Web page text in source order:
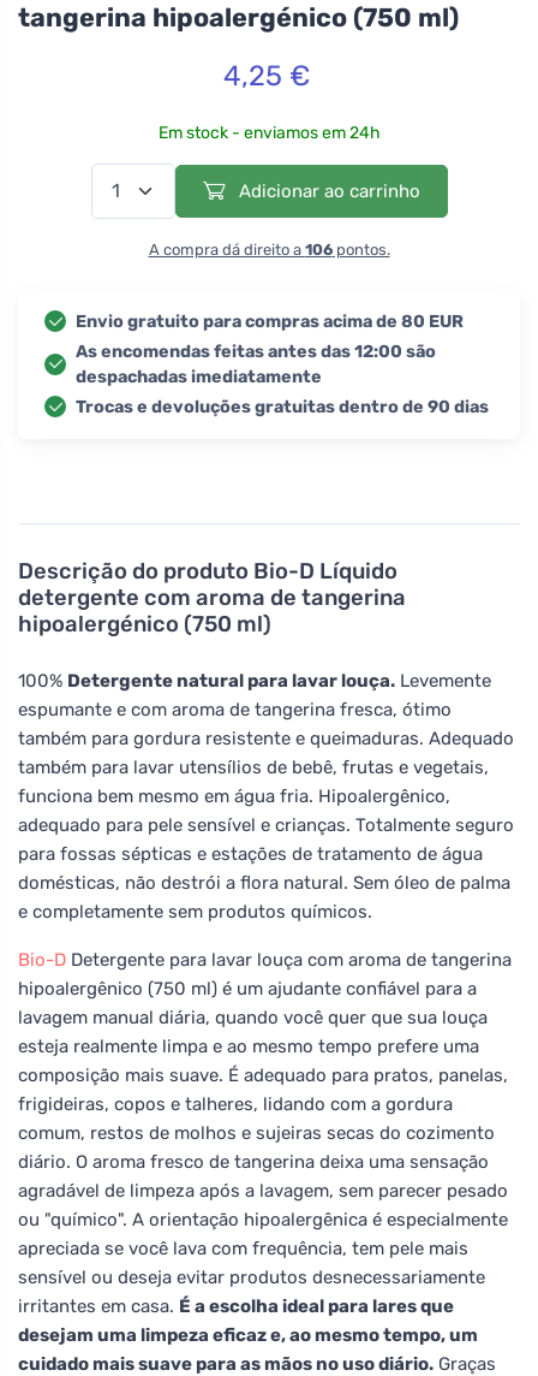
Descrição do produto Bio-D Líquido
detergente com aroma de tangerina
hipoalergénico (750 ml)
100% Detergente natural para lavar louça. Levemente
espumante e com aroma de tangerina fresca, ótimo
também para gordura resistente e queimaduras. Adequado
também para lavar utensílios de bebê, frutas e vegetais,
funciona bem mesmo em água fria. Hipoalergênico,
adequado para pele sensível e crianças. Totalmente seguro
para fossas sépticas e estações de tratamento de água
domésticas, não destrói a flora natural. Sem óleo de palma
e completamente sem produtos químicos.
Bio-D Detergente para lavar louça com aroma de tangerina
hipoalergênico (750 ml) é um ajudante confiável para a
lavagem manual diária, quando você quer que sua louça
esteja realmente limpa e ao mesmo tempo prefere uma
composição mais suave. É adequado para pratos, panelas,
frigideiras, copos e talheres, lidando com a gordura
comum, restos de molhos e sujeiras secas do cozimento
diário. O aroma fresco de tangerina deixa uma sensação
agradável de limpeza após a lavagem, sem parecer pesado
ou "químico". A orientação hipoalergênica é especialmente
apreciada se você lava com frequência, tem pele mais
sensível ou deseja evitar produtos desnecessariamente
irritantes em casa. É a escolha ideal para lares que
desejam uma limpeza eficaz e, ao mesmo tempo, um
cuidado mais suave para as mãos no uso diário. Graças
tangerina hipoalergénico (750 ml)
4,25 €
Em stock - enviamos em 24h
Adicionar ao carrinho
A compra dá direito a 106pontos.
Envio gratuito para compras acima de 80 EUR
As encomendas feitas antes das 12:00 são
despachadas imediatamente
Trocas e devoluções gratuitas dentro de 90 dias